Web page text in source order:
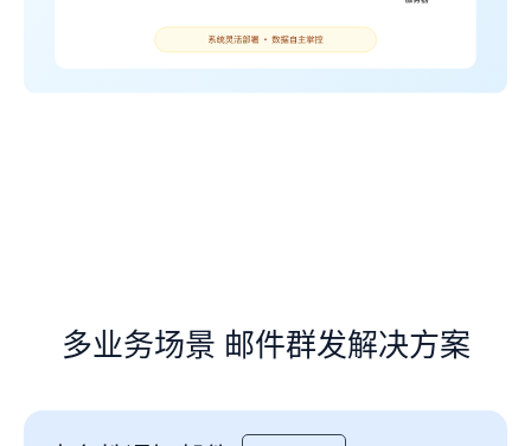
多业务场景 邮件群发解决方案